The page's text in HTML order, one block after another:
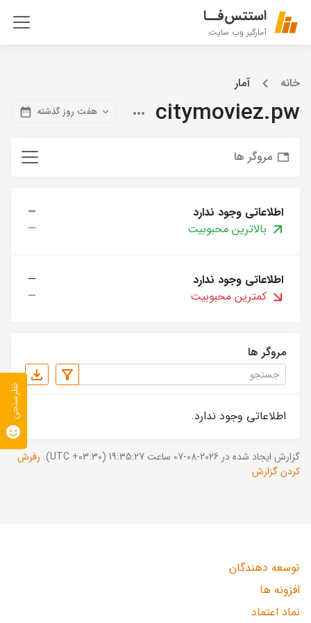
استتس‌فــا
آمارگیر وب سایت
خانه آمار
citymoviez.pw هفت روز گذشته
مروگر ها
اطلاعاتی وجود ندارد
—
بالاترین محبوبیت
—
اطلاعاتی وجود ندارد
—
کمترین محبوبیت
—
مروگر ها
اطلاعاتی وجود ندارد.
گزارش ایجاد شده در 2026-08-07 ساعت 19:35:27 (UTC +03:30).
رفرش
کردن گزارش
توسعه دهندگان
افزونه ها
نماد اعتماد
نظرسنجی